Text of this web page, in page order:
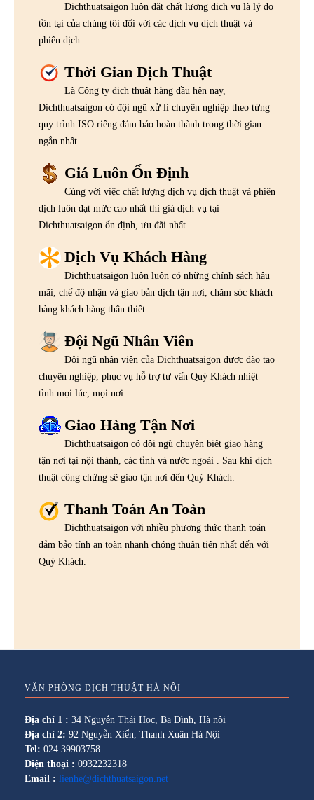
Dichthuatsaigon luôn đặt chất lượng dịch vụ là lý do
tồn tại của chúng tôi đối với các dịch vụ dịch thuật và
phiên dịch.
Thời Gian Dịch Thuật
Là Công ty dịch thuật hàng đầu hện nay,
Dichthuatsaigon có đội ngũ xử lí chuyên nghiệp theo từng
quy trình ISO riêng đảm bảo hoàn thành trong thời gian
ngắn nhất.
Giá Luôn Ổn Định
Cùng với việc chất lượng dịch vụ dịch thuật và phiên
dịch luôn đạt mức cao nhất thì giá dịch vụ tại
Dichthuatsaigon ổn định, ưu đãi nhất.
Dịch Vụ Khách Hàng
Dichthuatsaigon luôn luôn có những chính sách hậu
mãi, chế độ nhận và giao bản dịch tận nơi, chăm sóc khách
hàng khách hàng thân thiết.
Đội Ngũ Nhân Viên
Đội ngũ nhân viên của Dichthuatsaigon được đào tạo
chuyên nghiệp, phục vụ hỗ trợ tư vấn Quý Khách nhiệt
tình mọi lúc, mọi nơi.
Giao Hàng Tận Nơi
Dichthuatsaigon có đội ngũ chuyên biệt giao hàng
tận nơi tại nội thành, các tỉnh và nước ngoài . Sau khi dịch
thuật công chứng sẽ giao tận nơi đến Quý Khách.
Thanh Toán An Toàn
Dichthuatsaigon với nhiều phương thức thanh toán
đảm bảo tính an toàn nhanh chóng thuận tiện nhất đến với
Quý Khách.
VĂN PHÒNG DỊCH THUẬT HÀ NỘI
Địa chỉ 1 : 34 Nguyễn Thái Học, Ba Đình, Hà nội
Địa chỉ 2: 92 Nguyễn Xiển, Thanh Xuân Hà Nội
Tel: 024.39903758
Điện thoại : 0932232318
Email : lienhe@dichthuatsaigon.net